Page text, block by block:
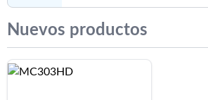
Nuevos productos